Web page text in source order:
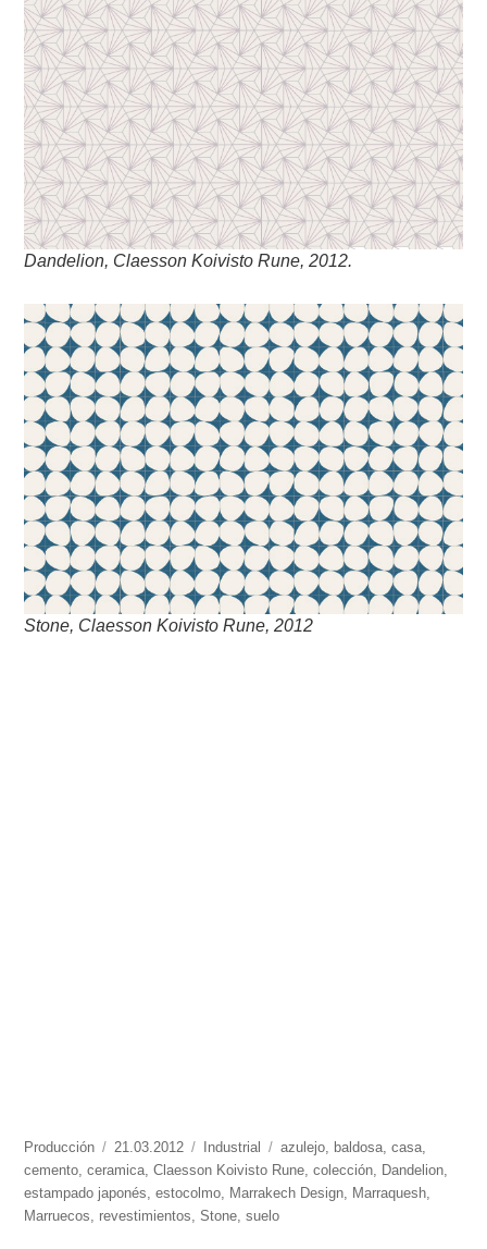
Dandelion, Claesson Koivisto Rune, 2012.
Stone, Claesson Koivisto Rune, 2012
https://www.experimenta.es/author/produccion/
Producción
Publicado
el
21.03.2012 Categorías
Industrial Etiquetas
azulejo, baldosa,casa,
cemento,ceramica,Claesson Koivisto Rune,colección, Dandelion,
estampado japonés,estocolmo, Marrakech Design, Marraquesh,
Marruecos, revestimientos,Stone,suelo